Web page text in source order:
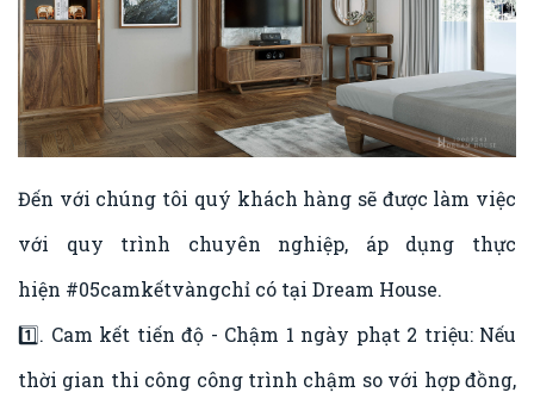
Đến với chúng tôi quý khách hàng sẽ được làm việc
với quy trình chuyên nghiệp, áp dụng thực
hiện #05camkếtvàngchỉ có tại Dream House.
1️⃣. Cam kết tiến độ - Chậm 1 ngày phạt 2 triệu: Nếu
thời gian thi công công trình chậm so với hợp đồng,